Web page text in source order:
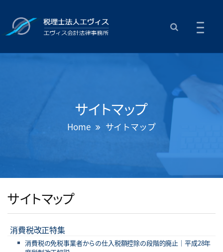
サイトマップ
Home サイトマップ
サイトマップ
消費税改正特集
消費税の免税事業者からの仕入税額控除の段階的廃止｜平成28年